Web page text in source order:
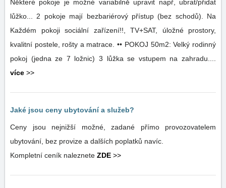
Některé pokoje je možné variabilně upravit např, ubrat/přidat
lůžko... 2 pokoje mají bezbariérový přístup (bez schodů). Na
Každém pokoji sociální zařízení!!, TV+SAT, úložné prostory,
kvalitní postele, rošty a matrace. •• POKOJ 50m2: Velký rodinný
pokoj (jedna ze 7 ložnic) 3 lůžka se vstupem na zahradu....
více >>
Jaké jsou ceny ubytování a služeb?
Ceny jsou nejnižší možné, zadané přímo provozovatelem
ubytování, bez provize a dalších poplatků navíc.
Kompletní ceník naleznete ZDE >>